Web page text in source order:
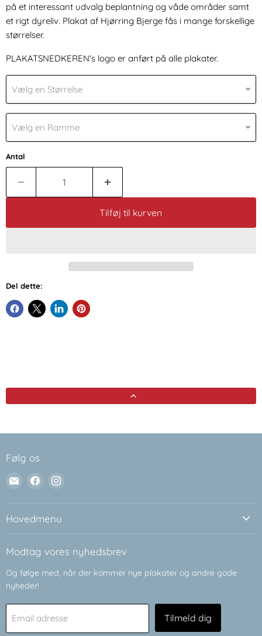
på et interessant udvalg beplantning og våde områder samt
et rigt dyreliv. Plakat af Hjørring Bjerge fås i mange forskellige
størrelser.
PLAKATSNEDKEREN's logo er anført på alle plakater.
Vælg en Størrelse
Vælg en Ramme
Antal
Tilføj til kurven
Del dette:
Følg os
Email
Find
Facebook
Hovedmenu
Modtag vores nyhedsbrev
Og følge med, når der kommer nye plakater og andre gode
nyheder!
Email adresse Tilmeld dig